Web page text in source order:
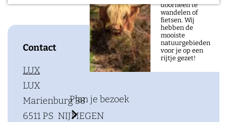
doorheen te
wandelen of
fietsen. Wij
hebben de
mooiste
natuurgebieden
voor je op een
rijtje gezet!
Plan je bezoek
Contact
LUX
LUX
Marienburg 38
6511 PS NIJMEGEN